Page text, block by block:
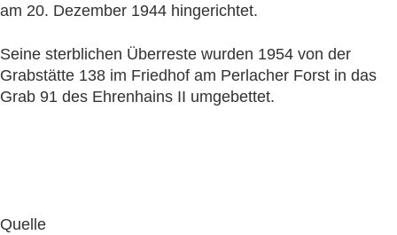
am 20. Dezember 1944 hingerichtet.
Seine sterblichen Überreste wurden 1954 von der
Grabstätte 138 im Friedhof am Perlacher Forst in das
Grab 91 des Ehrenhains II umgebettet.
Quelle